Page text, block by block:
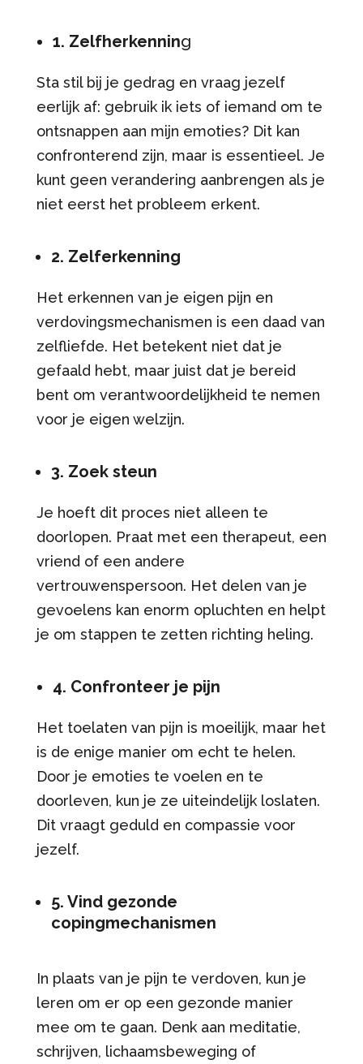
1. Zelfherkenning
Sta stil bij je gedrag en vraag jezelf
eerlijk af: gebruik ik iets of iemand om te
ontsnappen aan mijn emoties? Dit kan
confronterend zijn, maar is essentieel. Je
kunt geen verandering aanbrengen als je
niet eerst het probleem erkent.
2. Zelferkenning
Het erkennen van je eigen pijn en
verdovingsmechanismen is een daad van
zelfliefde. Het betekent niet dat je
gefaald hebt, maar juist dat je bereid
bent om verantwoordelijkheid te nemen
voor je eigen welzijn.
3. Zoek steun
Je hoeft dit proces niet alleen te
doorlopen. Praat met een therapeut, een
vriend of een andere
vertrouwenspersoon. Het delen van je
gevoelens kan enorm opluchten en helpt
je om stappen te zetten richting heling.
4. Confronteer je pijn
Het toelaten van pijn is moeilijk, maar het
is de enige manier om echt te helen.
Door je emoties te voelen en te
doorleven, kun je ze uiteindelijk loslaten.
Dit vraagt geduld en compassie voor
jezelf.
5. Vind gezonde
copingmechanismen
In plaats van je pijn te verdoven, kun je
leren om er op een gezonde manier
mee om te gaan. Denk aan meditatie,
schrijven, lichaamsbeweging of